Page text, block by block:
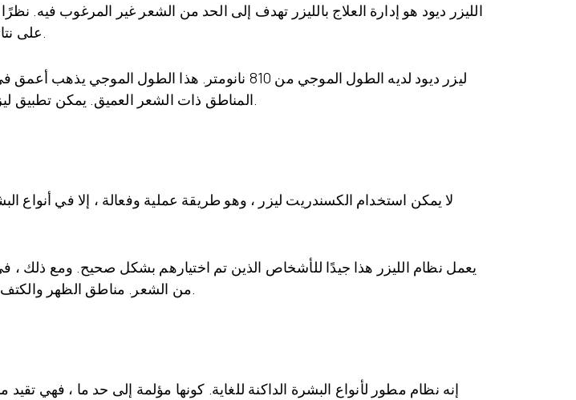
الليزر ديود هو إدارة العلاج بالليزر تهدف إلى الحد من الشعر غير المرغوب فيه.
على نتائج فعالة ، والتي تختلف تبعًا لوقت العلاج حتى على البشرة الداكنة اللون.
ليزر ديود لديه الطول الموجي من 810 نانومتر. هذا
المناطق ذات الشعر العميق. يمكن تطبيق ليزر ديود بشكل مريح حتى على البشرة الداكنة حيث طوله الموجي طويل.
لا يمكن استخدام الكسندريت ليزر ، وهو طريقة عملية وفعالة ، إلا في أنواع
يعمل نظام الليزر هذا جيدًا للأشخاص الذين تم اختيارهم بشكل صحيح. ومع ذلك
من الشعر. مناطق الظهر والكتف والذراع هي من بين المناطق التي يكون فيها هذا الليزر منخفض الكفاءة.
إنه نظام مطور لأنواع البشرة الداكنة للغاية. كونها مؤلمة إلى حد ما ، فهي